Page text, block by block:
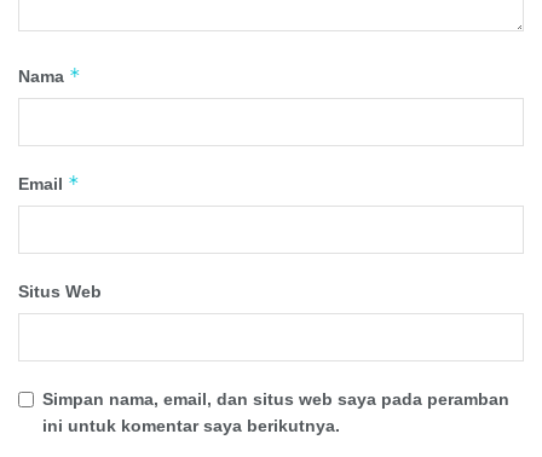
Nama *
Email *
Situs Web
Simpan nama, email, dan situs web saya pada peramban
ini untuk komentar saya berikutnya.